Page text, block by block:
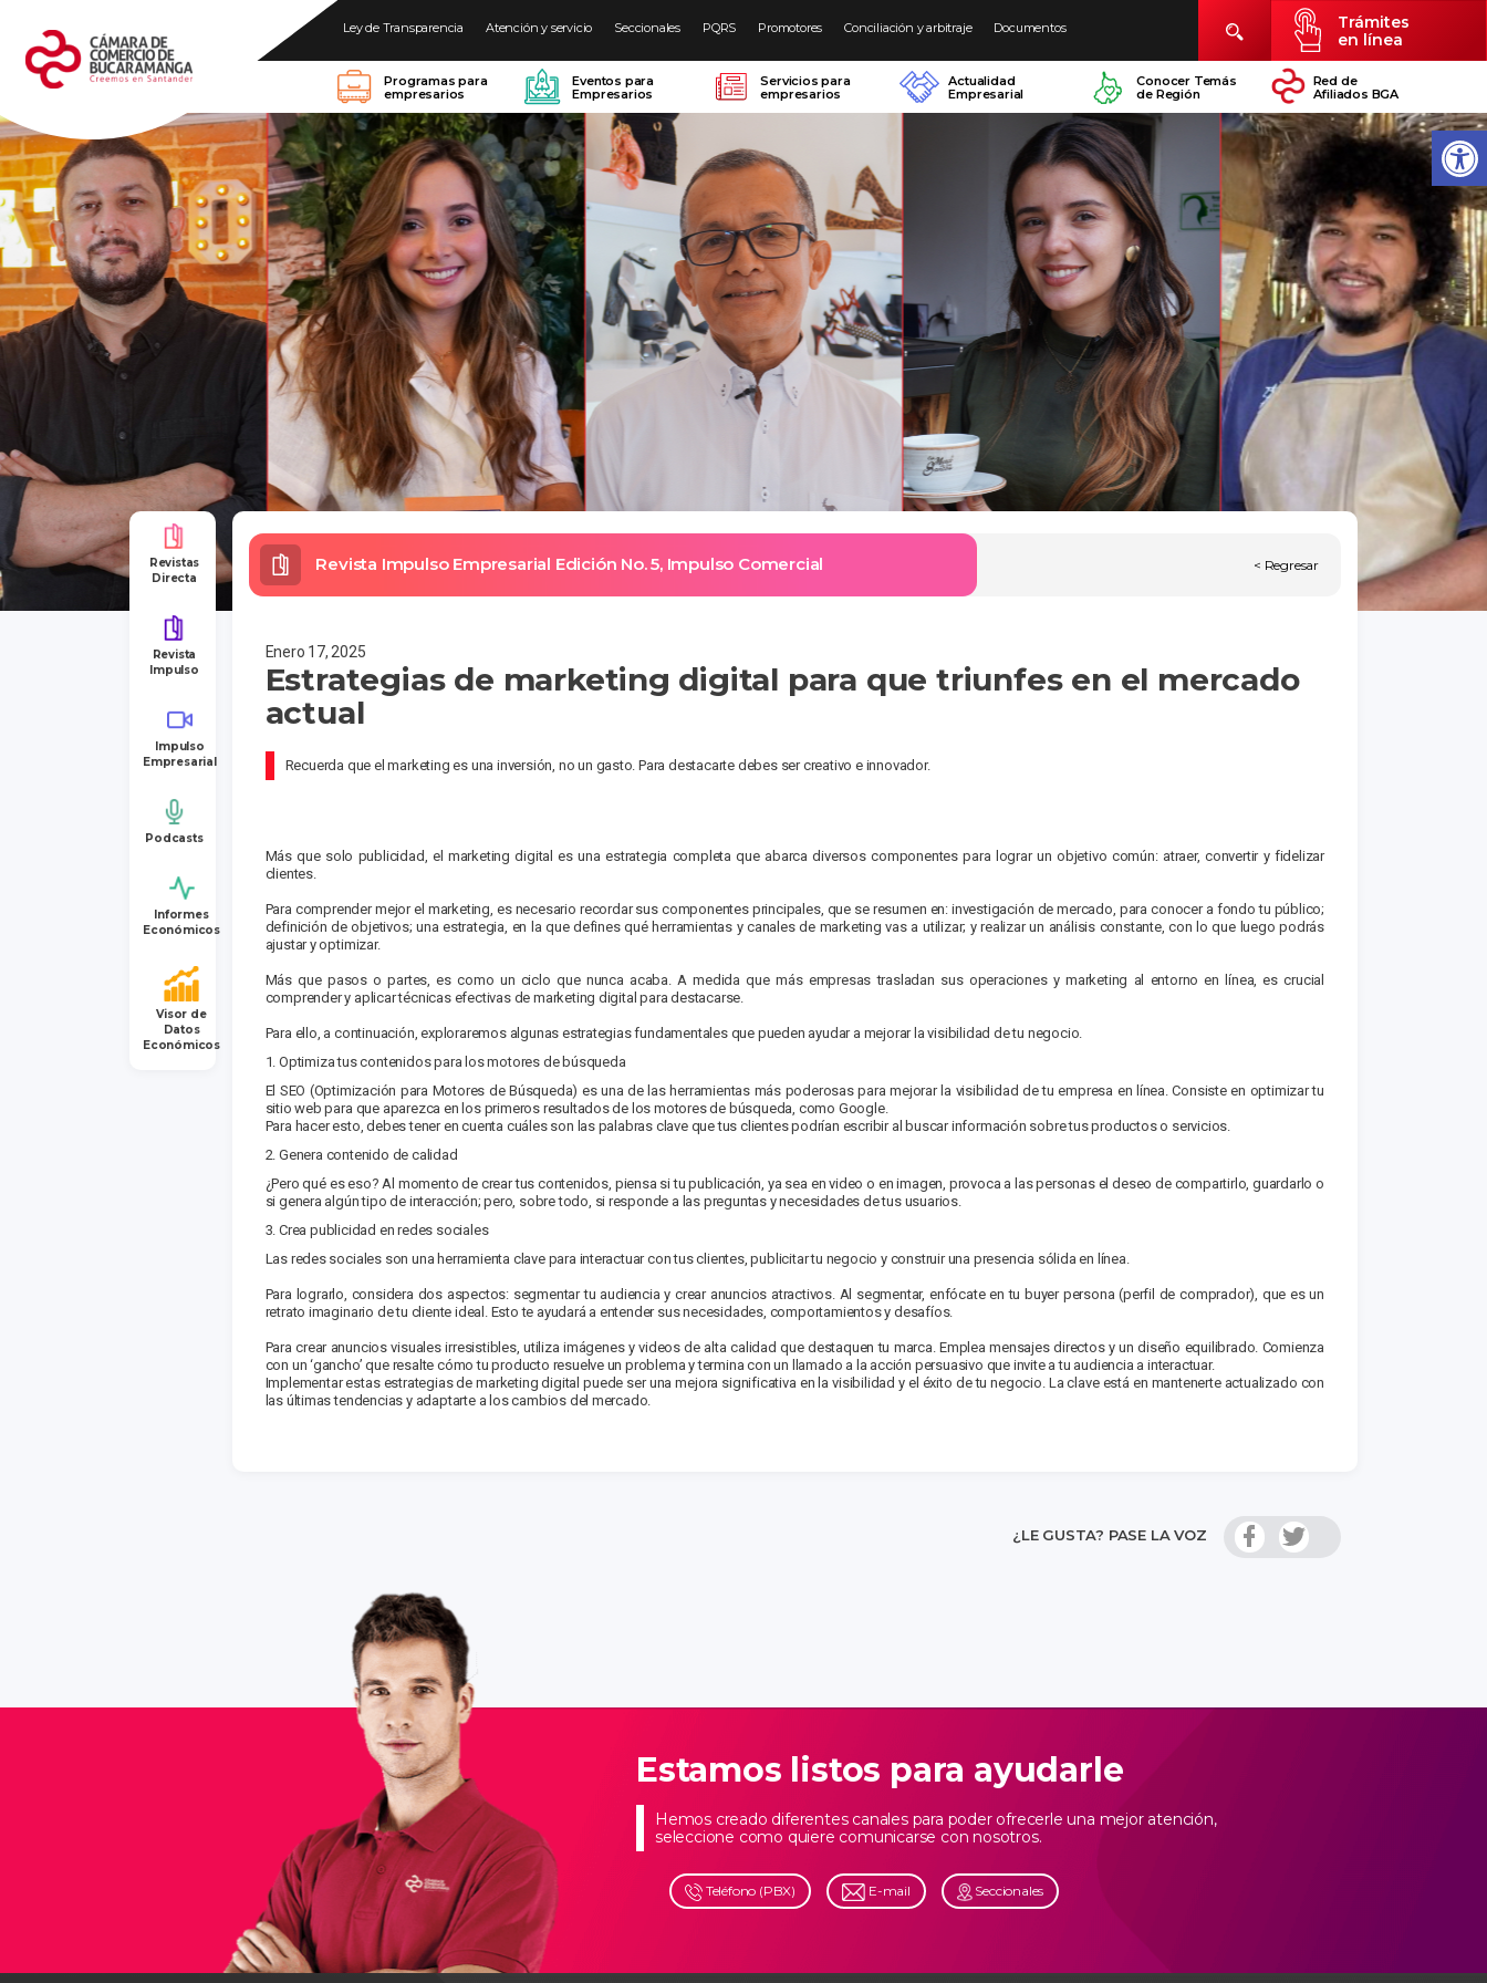
Ley de Transparencia Atención y servicio Seccionales PQRS Promotores Conciliación y arbitraje Documentos
Trámites
en línea
Programas para
empresarios
Eventos para
Empresarios
Servicios para
empresarios
Actualidad
Empresarial
Conocer Temás
de Región
Red de
Afiliados BGA
Revistas
Directa
Revista
Impulso
Impulso
Empresarial
Podcasts
Informes
Económicos
Visor de
Datos
Económicos
Revista Impulso Empresarial Edición No. 5, Impulso Comercial < Regresar
Enero 17, 2025
Estrategias de marketing digital para que triunfes en el mercado
actual
Recuerda que el marketing es una inversión, no un gasto. Para destacarte debes ser creativo e innovador.
Más que solo publicidad, el marketing digital es una estrategia completa que abarca diversos componentes para lograr un objetivo común: atraer, convertir y fidelizar
clientes.
Para comprender mejor el marketing, es necesa­rio recordar sus componentes principales, que se resumen en: investigación de mercado, para conocer a fondo tu público;
definición de objetivos; una estra­tegia, en la que defines qué herramientas y canales de marketing vas a utilizar; y realizar un análisis constan­te, con lo que luego podrás
ajustar y optimizar.
Más que pasos o partes, es como un ciclo que nunca acaba. A medida que más empresas trasladan sus operaciones y marketing al entorno en línea, es crucial
comprender y aplicar técnicas efectivas de marketing digital para destacarse.
Para ello, a continuación, exploraremos algunas estrategias fundamentales que pueden ayudar a me­jorar la visibilidad de tu negocio.
Optimiza tus contenidos para los motores de bús­queda
El SEO (Optimización para Motores de Búsqueda) es una de las herramientas más poderosas para me­jorar la visibilidad de tu empresa en línea. Consiste en optimizar tu
sitio web para que aparezca en los primeros resultados de los motores de búsqueda, como Google.
Para hacer esto, debes tener en cuenta cuáles son las palabras clave que tus clientes podrían escribir al buscar información sobre tus productos o servicios.
Genera contenido de calidad
¿Pero qué es eso? Al momento de crear tus conte­nidos, piensa si tu publicación, ya sea en video o en imagen, provoca a las personas el deseo de compar­tirlo, guardarlo o
si genera algún tipo de interacción; pero, sobre todo, si responde a las preguntas y necesi­dades de tus usuarios.
Crea publicidad en redes sociales
Las redes sociales son una herramienta clave para interactuar con tus clientes, publicitar tu negocio y construir una presencia sólida en línea.
Para lograrlo, considera dos aspectos: segmentar tu audiencia y crear anuncios atractivos. Al segmen­tar, enfócate en tu buyer persona (perfil de com­prador), que es un
retrato imaginario de tu cliente ideal. Esto te ayudará a entender sus necesidades, comportamientos y desafíos.
Para crear anuncios visuales irresistibles, utiliza imágenes y videos de alta calidad que destaquen tu marca. Emplea mensajes directos y un diseño equilibrado. Comienza
con un ‘gancho’ que resalte cómo tu producto resuelve un problema y termina con un llamado a la acción persuasivo que invite a tu audiencia a interactuar.
Implementar estas estrategias de marketing digital puede ser una mejora significativa en la visibilidad y el éxito de tu negocio. La clave está en mantenerte actualizado con
las últimas tendencias y adaptarte a los cambios del mercado.
¿LE GUSTA? PASE LA VOZ
Estamos listos para ayudarle
Hemos creado diferentes canales para poder ofrecerle una mejor atención,
seleccione como quiere comunicarse con nosotros.
Teléfono (PBX) E-mail Seccionales